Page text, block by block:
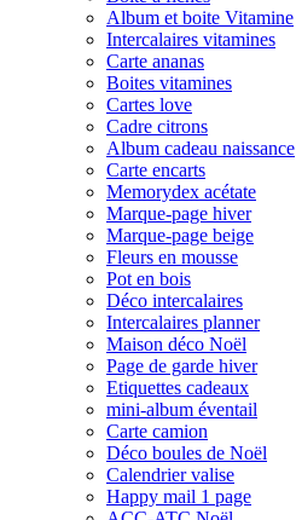
Album et boite Vitamine
Intercalaires vitamines
Carte ananas
Boites vitamines
Cartes love
Cadre citrons
Album cadeau naissance
Carte encarts
Memorydex acétate
Marque-page hiver
Marque-page beige
Fleurs en mousse
Pot en bois
Déco intercalaires
Intercalaires planner
Maison déco Noël
Page de garde hiver
Etiquettes cadeaux
mini-album éventail
Carte camion
Déco boules de Noël
Calendrier valise
Happy mail 1 page